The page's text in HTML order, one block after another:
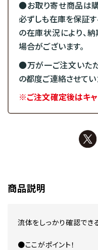
●お取り寄せ商品は
必ずしも在庫を保証す
の在庫状況により、
場合がございます。
●万が一ご注文いた
の都度ご連絡させてい
※ご注文確定後はキャ
商品説明
流体をしっかり確認でき
●ここがポイント！